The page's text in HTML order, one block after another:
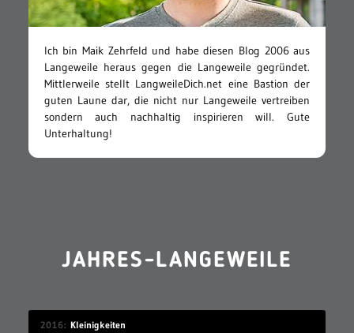
Ich bin Maik Zehrfeld und habe diesen Blog 2006 aus
Langeweile heraus gegen die Langeweile gegründet.
Mittlerweile stellt LangweileDich.net eine Bastion der
guten Laune dar, die nicht nur Langeweile vertreiben
sondern auch nachhaltig inspirieren will. Gute
Unterhaltung!
JAHRES-LANGEWEILE
2016 Kleinigkeiten